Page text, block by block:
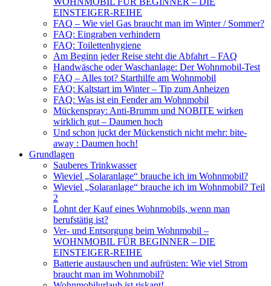
EINSTEIGER-REIHE
FAQ – Wie viel Gas braucht man im Winter / Sommer?
FAQ: Eingraben verhindern
FAQ: Toilettenhygiene
Am Beginn jeder Reise steht die Abfahrt – FAQ
Handwäsche oder Waschanlage: Der Wohnmobil-Test
FAQ – Alles tot? Starthilfe am Wohnmobil
FAQ: Kaltstart im Winter – Tip zum Anheizen
FAQ: Was ist ein Fender am Wohnmobil
Mückenspray: Anti-Brumm und NOBITE wirken
wirklich gut – Daumen hoch
Und schon juckt der Mückenstich nicht mehr: bite-
away : Daumen hoch!
Grundlagen
Sauberes Trinkwasser
Wieviel „Solaranlage“ brauche ich im Wohnmobil?
Wieviel „Solaranlage“ brauche ich im Wohnmobil? Teil
2
Lohnt der Kauf eines Wohnmobils, wenn man
berufstätig ist?
Ver- und Entsorgung beim Wohnmobil –
WOHNMOBIL FÜR BEGINNER – DIE
EINSTEIGER-REIHE
Batterie austauschen und aufrüsten: Wie viel Strom
braucht man im Wohnmobil?